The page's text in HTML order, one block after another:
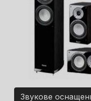
Звукове